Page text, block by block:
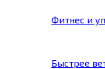
Фитнес и
Быстрее